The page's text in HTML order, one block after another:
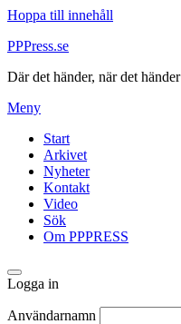
Hoppa till innehåll
PPPress.se
Där det händer, när det händer
Meny
Start
Arkivet
Nyheter
Kontakt
Video
Sök
Om PPPRESS
Logga in
Användarnamn